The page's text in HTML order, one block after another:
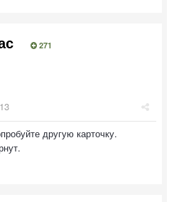
271
другую карточку.